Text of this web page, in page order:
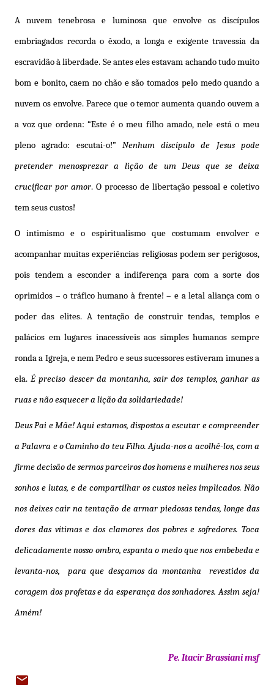
A nuvem tenebrosa e luminosa que envolve os discípulos
embriagados recorda o êxodo, a longa e exigente travessia da
escravidão à liberdade. Se antes eles estavam achando tudo muito
bom e bonito, caem no chão e são tomados pelo medo quando a
nuvem os envolve. Parece que o temor aumenta quando ouvem a
a voz que ordena: “Este é o meu filho amado, nele está o meu
pleno agrado: escutai-o!” Nenhum discípulo de Jesus pode
pretender menosprezar a lição de um Deus que se deixa
crucificar por amor. O processo de libertação pessoal e coletivo
tem seus custos!
O intimismo e o espiritualismo que costumam envolver e
acompanhar muitas experiências religiosas podem ser perigosos,
pois tendem a esconder a indiferença para com a sorte dos
oprimidos – o tráfico humano à frente! – e a letal aliança com o
poder das elites. A tentação de construir tendas, templos e
palácios em lugares inacessíveis aos simples humanos sempre
ronda a Igreja, e nem Pedro e seus sucessores estiveram imunes a
ela.É preciso descer da montanha, sair dos templos, ganhar as
ruas e não esquecer a lição da solidariedade!
Deus Pai e Mãe! Aqui estamos, dispostos a escutar e compreender
a Palavra e o Caminho do teu Filho. Ajuda-nos a acolhê-los, com a
firme decisão de sermos parceiros dos homens e mulheres nos seus
sonhos e lutas, e de compartilhar os custos neles implicados. Não
nos deixes cair na tentação de armar piedosas tendas, longe das
dores das vítimas e dos clamores dos pobres e sofredores. Toca
delicadamente nosso ombro, espanta o medo que nos embebeda e
levanta-nos, para que desçamos da montanha revestidos da
coragem dos profetas e da esperança dos sonhadores. Assim seja!
Amém!
Pe. Itacir Brassiani msf